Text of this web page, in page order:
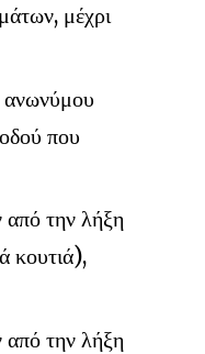
μέχρι
ανωνύμου
που
την λήξη
κουτιά),
την λήξη